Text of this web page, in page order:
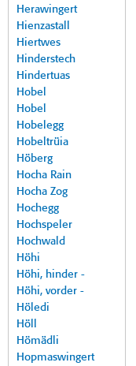
Herawingert
Hienzastall
Hiertwes
Hinderstech
Hindertuas
Hobel
Hobel
Hobelegg
Hobeltrüia
Höberg
Hocha Rain
Hocha Zog
Hochegg
Hochspeler
Hochwald
Höhi
Höhi, hinder -
Höhi, vorder -
Höledi
Höll
Hömädli
Hopmaswingert